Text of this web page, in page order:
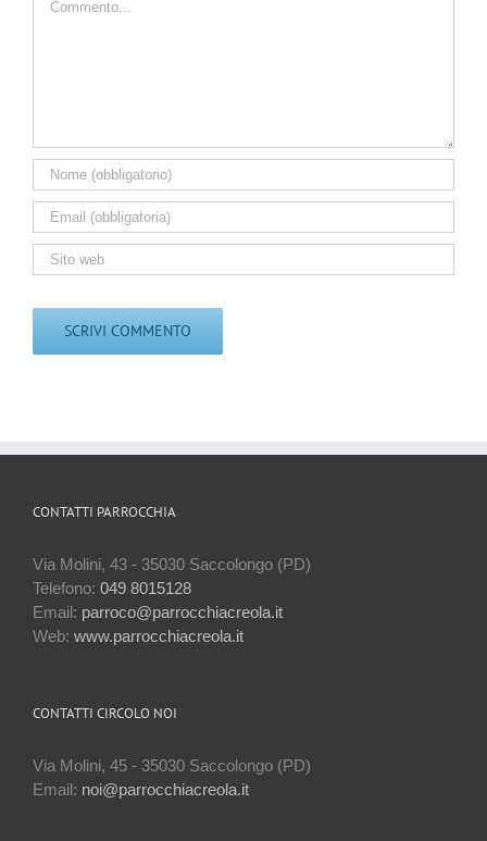
CONTATTI PARROCCHIA
Via Molini, 43 - 35030 Saccolongo (PD)
Telefono: 049 8015128
Email: parroco@parrocchiacreola.it
Web: www.parrocchiacreola.it
CONTATTI CIRCOLO NOI
Via Molini, 45 - 35030 Saccolongo (PD)
Email: noi@parrocchiacreola.it